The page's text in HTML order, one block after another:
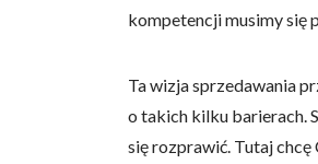
kompetencji musimy się
Ta wizja sprzedawania
o takich kilku barierach.
się rozprawić. Tutaj